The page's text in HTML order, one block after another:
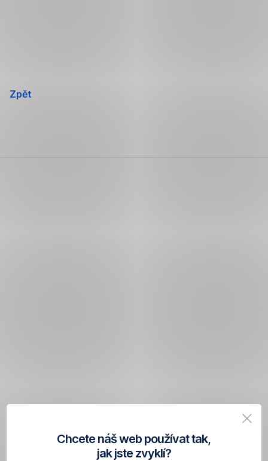
Chcete náš web používat tak,
jak jste zvyklí?
Zpět